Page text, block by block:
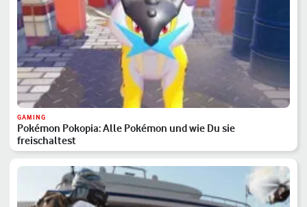
GAMING
Pokémon Pokopia: Alle Pokémon und wie Du sie
freischaltest